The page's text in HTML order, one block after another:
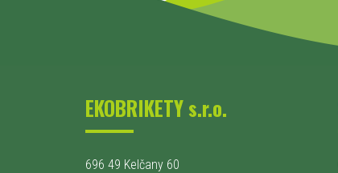
EKOBRIKETY s.r.o.
696 49 Kelčany 60